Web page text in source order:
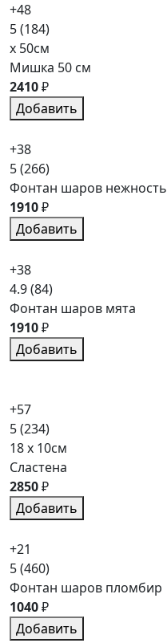
+48
5(184)
x 50см
Мишка 50 см
2410₽
Добавить
+38
5(266)
Фонтан шаров нежность
1910₽
Добавить
+38
4.9(84)
Фонтан шаров мята
1910₽
Добавить
+57
5(234)
18 x 10см
Сластена
2850₽
Добавить
+21
5(460)
Фонтан шаров пломбир
1040₽
Добавить